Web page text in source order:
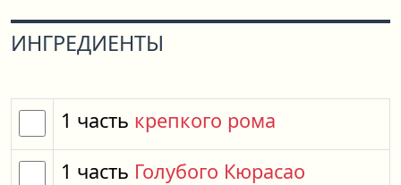
ИНГРЕДИЕНТЫ
1 часть крепкого рома
1 часть Голубого Кюрасао